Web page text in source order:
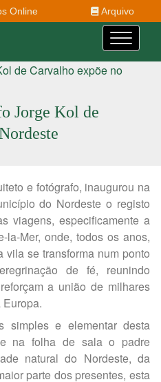
Online Arquivo
Jorge Kol de
e fotógrafo, inaugurou na
do Nordeste o registo
viagens, especificamente a
la-Mer, onde, todos os anos,
se transforma num ponto
de fé, reunindo
a união de milhares
simples e elementar desta
na folha de sala o padre
natural do Nordeste, da
parte dos presentes, esta